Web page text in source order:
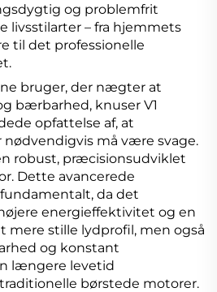
og problemfrit
livsstilarter – fra hjemmets
til det professionelle
bruger, der nægter at
bærbarhed, knuser V1
opfattelse af, at
må være svage.
robust, præcisionsudviklet
Dette avancerede
da det
energieffektivitet og en
stille lydprofil, men også
og konstant
længere levetid
børstede motorer.